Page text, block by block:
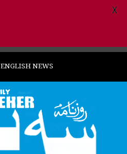
ENGLISH NEWS
X